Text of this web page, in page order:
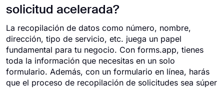
solicitud acelerada?
La recopilación de datos como número, nombre,
dirección, tipo de servicio, etc. juega un papel
fundamental para tu negocio. Con forms.app, tienes
toda la información que necesitas en un solo
formulario. Además, con un formulario en línea, harás
que el proceso de recopilación de solicitudes sea súper